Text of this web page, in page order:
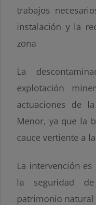
trabajos
instalación y la
zona
La
explotación
actuaciones de
Menor, ya que la
cauce vertiente a
La intervención
la seguridad
patrimonio natural